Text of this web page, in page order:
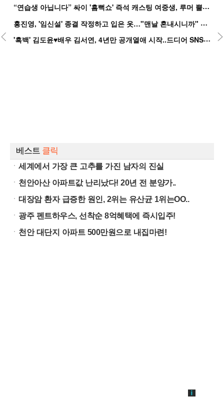
“
연습생 아닙니다” 싸이 '흠뻑쇼' 즉석 캐스팅 여중생, 루머 뿔났다[Oh!쎈 이...
홍
진영, '임신설' 종결 작정하고 입은 옷…"맨날 혼내시니까" 억울
'
흑백' 김도윤♥배우 김서연, 4년만 공개열애 시작..드디어 SNS에 노출 [핫피...